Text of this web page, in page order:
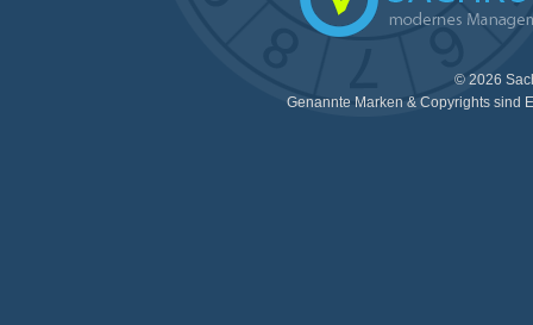
© 2026
Genannte Marken & Copyrights sind